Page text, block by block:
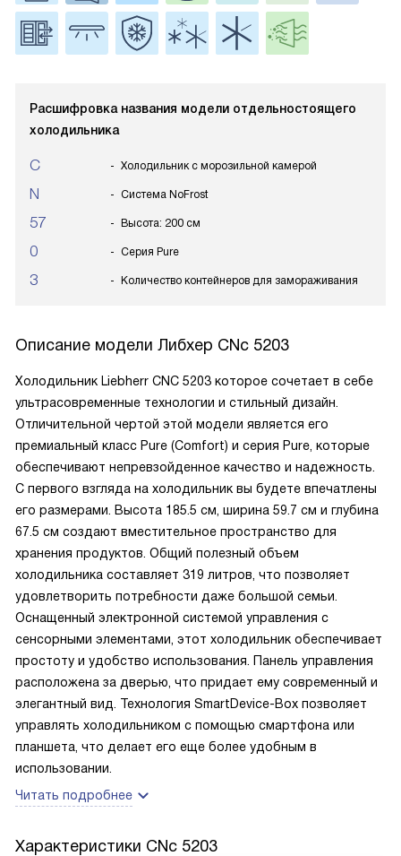
Расшифровка названия модели отдельностоящего
холодильника
C Холодильник с морозильной камерой
N Система NoFrost
57 Высота: 200 см
0 Серия Pure
3 Количество контейнеров для замораживания
Описание модели Либхер CNc 5203
Холодильник Liebherr CNC 5203 которое сочетает в себе
ультрасовременные технологии и стильный дизайн.
Отличительной чертой этой модели является его
премиальный класс Pure (Comfort) и серия Pure, которые
обеспечивают непревзойденное качество и надежность.
С первого взгляда на холодильник вы будете впечатлены
его размерами. Высота 185.5 см, ширина 59.7 см и глубина
67.5 см создают вместительное пространство для
хранения продуктов. Общий полезный объем
холодильника составляет 319 литров, что позволяет
удовлетворить потребности даже большой семьи.
Оснащенный электронной системой управления с
сенсорными элементами, этот холодильник обеспечивает
простоту и удобство использования. Панель управления
расположена за дверью, что придает ему современный и
элегантный вид. Технология SmartDevice-Box позволяет
управлять холодильником с помощью смартфона или
планшета, что делает его еще более удобным в
использовании.
Читать подробнее
Характеристики CNc 5203